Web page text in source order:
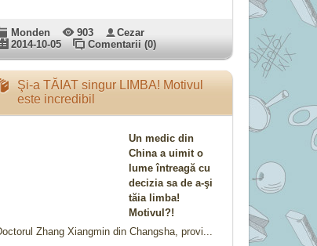
Monden 903
Cezar
2014-10-05
Comentarii (0)
Şi-a TĂIAT singur LIMBA! Motivul
este incredibil
Un medic din
China a uimit o
lume întreagă cu
decizia sa de a-şi
tăia limba!
Motivul?!
Zhang Xiangmin din Changsha, provi...